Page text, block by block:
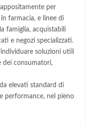
per
farmacia, e linee di
famiglia, acquistabili
e negozi specializzati.
soluzioni utili
dei consumatori,
elevati standard di
performance, nel pieno